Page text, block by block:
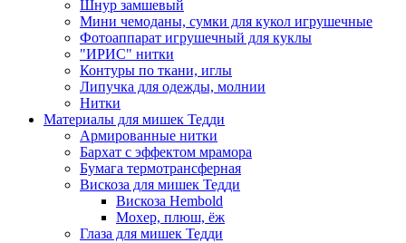
Шнур замшевый
Мини чемоданы, сумки для кукол игрушечные
Фотоаппарат игрушечный для куклы
"ИРИС" нитки
Контуры по ткани, иглы
Липучка для одежды, молнии
Нитки
Материалы для мишек Тедди
Армированные нитки
Бархат с эффектом мрамора
Бумага термотрансферная
Вискоза для мишек Тедди
Вискоза Hembold
Мохер, плюш, ёж
Глаза для мишек Тедди